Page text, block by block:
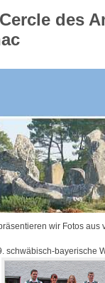
des
wir Fotos aus
schwäbisch-bayerische